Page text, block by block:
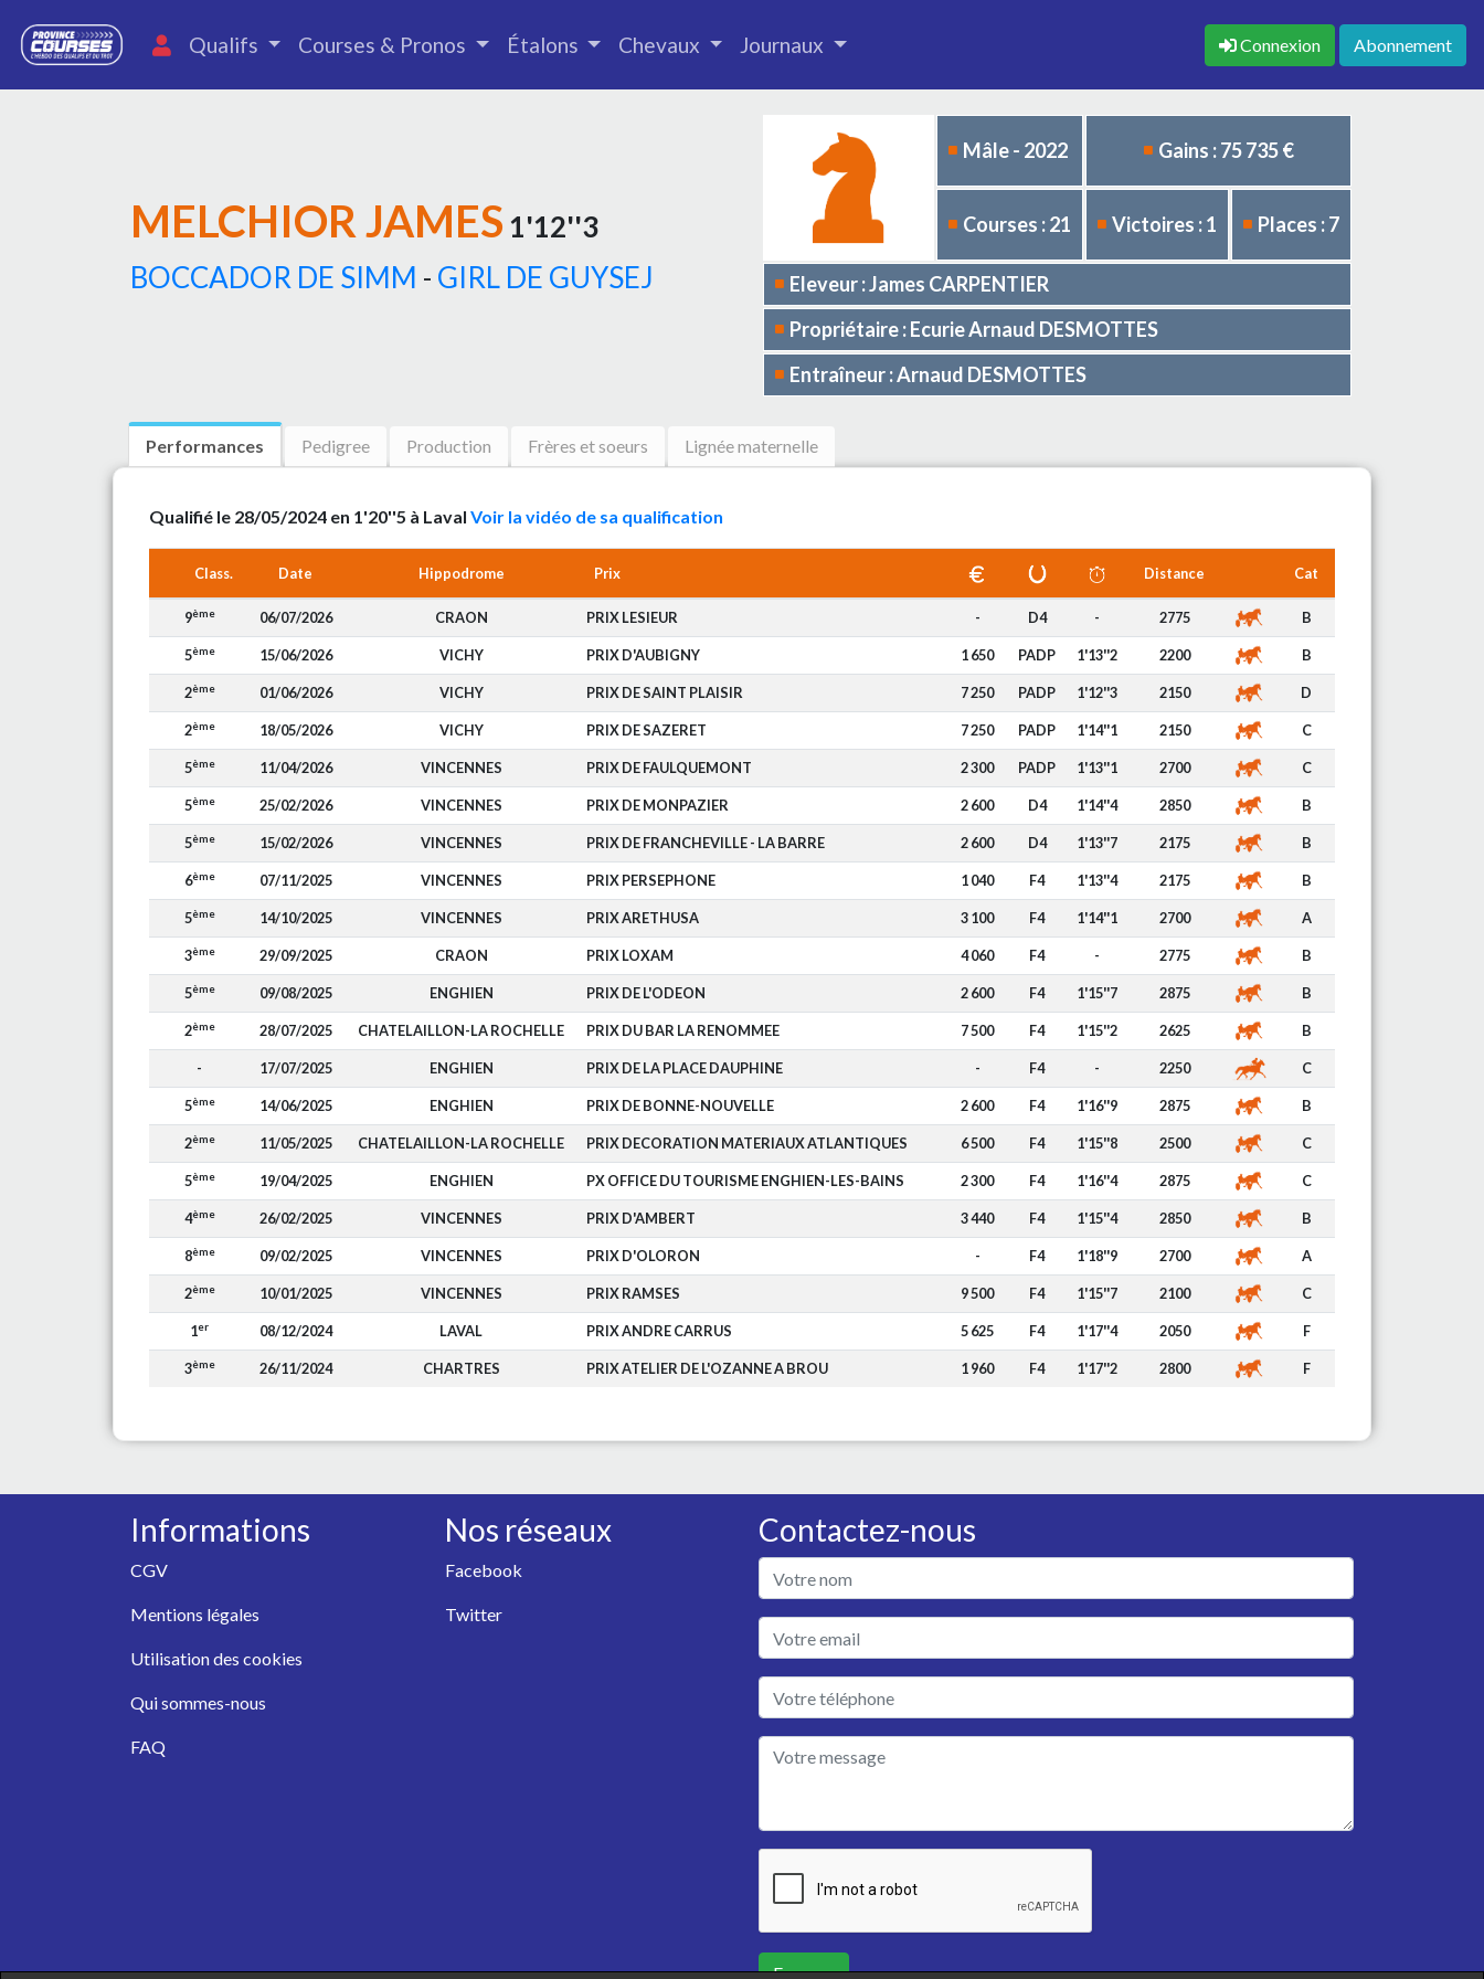
Qualifs Courses & Pronos Étalons Chevaux Journaux Connexion Abonnement
MELCHIOR JAMES 1'12''3
BOCCADOR DE SIMM - GIRL DE GUYSEJ
Mâle - 2022 Gains : 75 735 €
Courses : 21 Victoires : 1 Places : 7
Eleveur : James CARPENTIER
Propriétaire : Ecurie Arnaud DESMOTTES
Entraîneur : Arnaud DESMOTTES
Performances Pedigree Production Frères et soeurs Lignée maternelle
Qualifié le 28/05/2024 en 1'20''5 à Laval Voir la vidéo de sa qualification
Class. Date Hippodrome Prix Distance Cat
9ème 06/07/2026 CRAON PRIX LESIEUR - D4 - 2775 B
5ème 15/06/2026 VICHY PRIX D'AUBIGNY 1 650 PADP 1'13''2 2200 B
2ème 01/06/2026 VICHY PRIX DE SAINT PLAISIR 7 250 PADP 1'12''3 2150 D
2ème 18/05/2026 VICHY PRIX DE SAZERET 7 250 PADP 1'14''1 2150 C
5ème 11/04/2026 VINCENNES PRIX DE FAULQUEMONT 2 300 PADP 1'13''1 2700 C
5ème 25/02/2026 VINCENNES PRIX DE MONPAZIER 2 600 D4 1'14''4 2850 B
5ème 15/02/2026 VINCENNES PRIX DE FRANCHEVILLE - LA BARRE 2 600 D4 1'13''7 2175 B
6ème 07/11/2025 VINCENNES PRIX PERSEPHONE 1 040 F4 1'13''4 2175 B
5ème 14/10/2025 VINCENNES PRIX ARETHUSA 3 100 F4 1'14''1 2700 A
3ème 29/09/2025 CRAON PRIX LOXAM 4 060 F4 - 2775 B
5ème 09/08/2025 ENGHIEN PRIX DE L'ODEON 2 600 F4 1'15''7 2875 B
2ème 28/07/2025 CHATELAILLON-LA ROCHELLE PRIX DU BAR LA RENOMMEE 7 500 F4 1'15''2 2625 B
- 17/07/2025 ENGHIEN PRIX DE LA PLACE DAUPHINE - F4 - 2250 C
5ème 14/06/2025 ENGHIEN PRIX DE BONNE-NOUVELLE 2 600 F4 1'16''9 2875 B
2ème 11/05/2025 CHATELAILLON-LA ROCHELLE PRIX DECORATION MATERIAUX ATLANTIQUES 6 500 F4 1'15''8 2500 C
5ème 19/04/2025 ENGHIEN PX OFFICE DU TOURISME ENGHIEN-LES-BAINS 2 300 F4 1'16''4 2875 C
4ème 26/02/2025 VINCENNES PRIX D'AMBERT 3 440 F4 1'15''4 2850 B
8ème 09/02/2025 VINCENNES PRIX D'OLORON - F4 1'18''9 2700 A
2ème 10/01/2025 VINCENNES PRIX RAMSES 9 500 F4 1'15''7 2100 C
1er 08/12/2024 LAVAL PRIX ANDRE CARRUS 5 625 F4 1'17''4 2050 F
3ème 26/11/2024 CHARTRES PRIX ATELIER DE L'OZANNE A BROU 1 960 F4 1'17''2 2800 F
Informations
CGV
Mentions légales
Utilisation des cookies
Qui sommes-nous
FAQ
Nos réseaux
Facebook
Twitter
Contactez-nous
Envoyer